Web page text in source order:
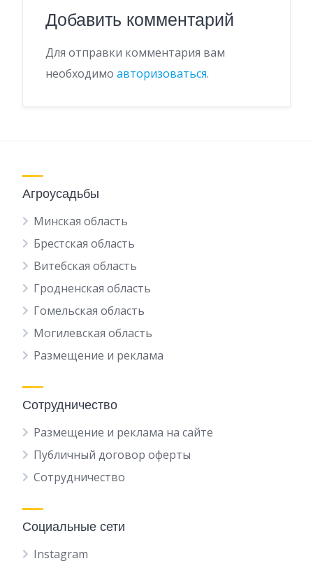
Добавить комментарий
Для отправки комментария вам
необходимо авторизоваться.
Агроусадьбы
Минская область
Брестская область
Витебская область
Гродненская область
Гомельская область
Могилевская область
Размещение и реклама
Сотрудничество
Размещение и реклама на сайте
Публичный договор оферты
Сотрудничество
Социальные сети
Instagram